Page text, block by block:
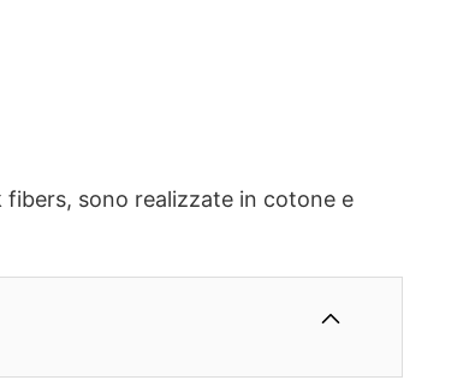
fibers, sono realizzate in cotone e